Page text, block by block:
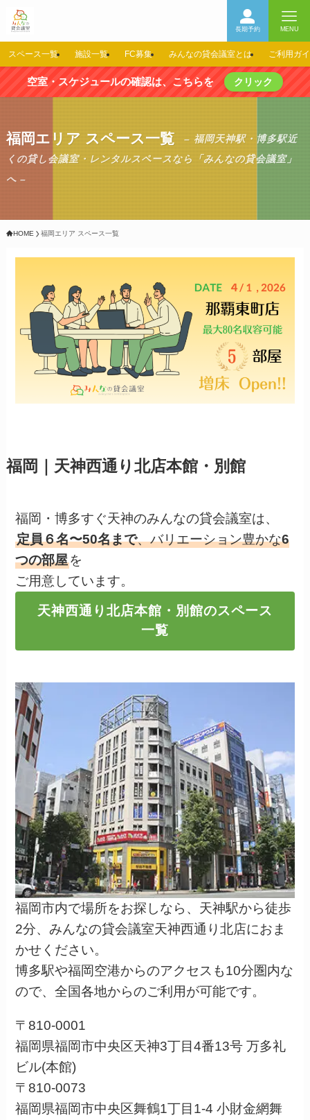
長期予約 MENU
スペース一覧 施設一覧 FC募集 みんなの貸会議室とは ご利用ガ
空室・スケジュールの確認は、こちらを クリック
福岡エリア スペース一覧
– 福岡天神駅・博多駅近
くの貸し会議室・レンタルスペースなら「みんなの貸会議室」
へ –
HOME 福岡エリア スペース一覧
福岡｜天神西通り北店本館・別館
福岡・博多すぐ天神のみんなの貸会議室は、
定員６名〜50名まで、バリエーション豊かな6
つの部屋を
ご用意しています。
天神西通り北店本館・別館のスペース
一覧
福岡市内で場所をお探しなら、天神駅から徒歩
2分、みんなの貸会議室天神西通り北店におま
かせください。
博多駅や福岡空港からのアクセスも10分圏内な
ので、全国各地からのご利用が可能です。
〒810-0001
福岡県福岡市中央区天神3丁目4番13号 万多礼
ビル(本館)
〒810-0073
福岡県福岡市中央区舞鶴1丁目1-4 小財金網舞